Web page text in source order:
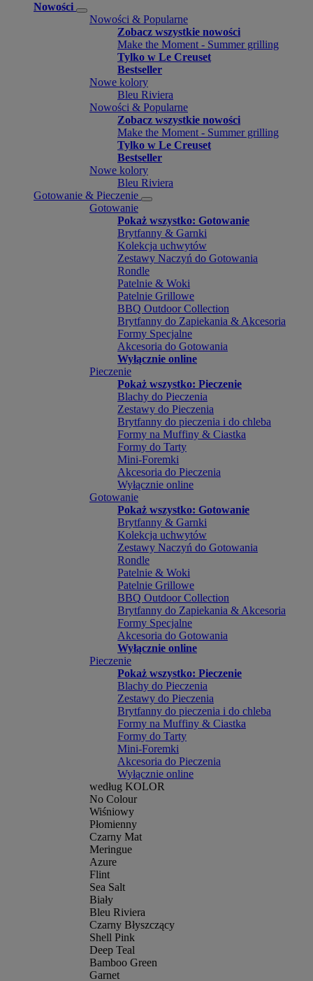
Nowości
Nowości & Popularne
Zobacz wszystkie nowości
Make the Moment - Summer grilling
Tylko w Le Creuset
Bestseller
Nowe kolory
Bleu Riviera
Nowości & Popularne
Zobacz wszystkie nowości
Make the Moment - Summer grilling
Tylko w Le Creuset
Bestseller
Nowe kolory
Bleu Riviera
Gotowanie & Pieczenie
Gotowanie
Pokaż wszystko: Gotowanie
Brytfanny & Garnki
Kolekcja uchwytów
Zestawy Naczyń do Gotowania
Rondle
Patelnie & Woki
Patelnie Grillowe
BBQ Outdoor Collection
Brytfanny do Zapiekania & Akcesoria
Formy Specjalne
Akcesoria do Gotowania
Wyłącznie online
Pieczenie
Pokaż wszystko: Pieczenie
Blachy do Pieczenia
Zestawy do Pieczenia
Brytfanny do pieczenia i do chleba
Formy na Muffiny & Ciastka
Formy do Tarty
Mini-Foremki
Akcesoria do Pieczenia
Wyłącznie online
Gotowanie
Pokaż wszystko: Gotowanie
Brytfanny & Garnki
Kolekcja uchwytów
Zestawy Naczyń do Gotowania
Rondle
Patelnie & Woki
Patelnie Grillowe
BBQ Outdoor Collection
Brytfanny do Zapiekania & Akcesoria
Formy Specjalne
Akcesoria do Gotowania
Wyłącznie online
Pieczenie
Pokaż wszystko: Pieczenie
Blachy do Pieczenia
Zestawy do Pieczenia
Brytfanny do pieczenia i do chleba
Formy na Muffiny & Ciastka
Formy do Tarty
Mini-Foremki
Akcesoria do Pieczenia
Wyłącznie online
według KOLOR
No Colour
Wiśniowy
Płomienny
Czarny Mat
Meringue
Azure
Flint
Sea Salt
Biały
Bleu Riviera
Czarny Błyszczący
Shell Pink
Deep Teal
Bamboo Green
Garnet